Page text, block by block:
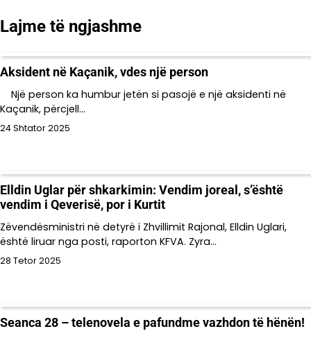
Lajme të ngjashme
Aksident në Kaçanik, vdes një person
Një person ka humbur jetën si pasojë e një aksidenti në
Kaçanik, përcjell…
24 Shtator 2025
Elldin Uglar për shkarkimin: Vendim joreal, s’është
vendim i Qeverisë, por i Kurtit
Zëvendësministri në detyrë i Zhvillimit Rajonal, Elldin Uglari,
është liruar nga posti, raporton KFVA. Zyra…
28 Tetor 2025
Seanca 28 – telenovela e pafundme vazhdon të hënën!